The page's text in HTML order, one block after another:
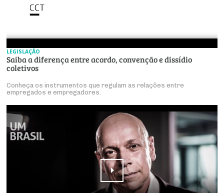
LEGISLAÇÃO
Saiba a diferença entre acordo, convenção e dissídio
coletivos
Conheça os instrumentos que regulam as relações entre
empregados e empregadores.